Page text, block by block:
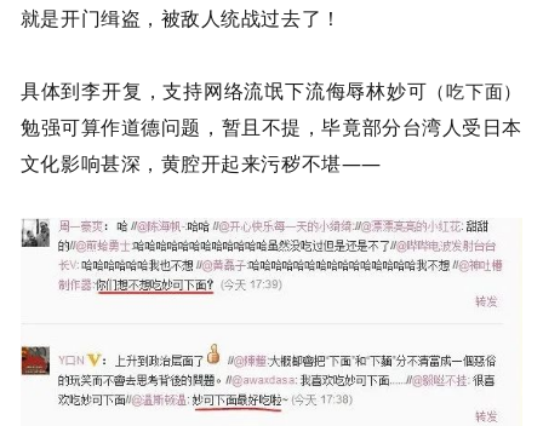
就是开门缉盗，被敌人统战过去了！
具体到李开复，支持网络流氓下流侮辱林妙可 （吃下面）
勉强可算作道德问题，暂且不提，毕竟部分台湾人受日本
文化影响甚深，黄腔开起来污秽不堪——